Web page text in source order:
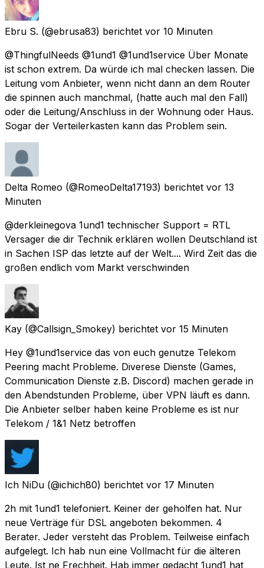
Ebru S. (@ebrusa83) berichtet vor 10 Minuten
@ThingfulNeeds @1und1 @1und1service Über Monate
ist schon extrem. Da würde ich mal checken lassen. Die
Leitung vom Anbieter, wenn nicht dann an dem Router
die spinnen auch manchmal, (hatte auch mal den Fall)
oder die Leitung/Anschluss in der Wohnung oder Haus.
Sogar der Verteilerkasten kann das Problem sein.
Delta Romeo (@RomeoDelta17193) berichtet vor 13
Minuten
@derkleinegova 1und1 technischer Support = RTL
Versager die dir Technik erklären wollen Deutschland ist
in Sachen ISP das letzte auf der Welt.... Wird Zeit das die
großen endlich vom Markt verschwinden
Kay (@Callsign_Smokey) berichtet vor 15 Minuten
Hey @1und1service das von euch genutze Telekom
Peering macht Probleme. Diverese Dienste (Games,
Communication Dienste z.B. Discord) machen gerade in
den Abendstunden Probleme, über VPN läuft es dann.
Die Anbieter selber haben keine Probleme es ist nur
Telekom / 1&1 Netz betroffen
Ich NiDu (@ichich80) berichtet vor 17 Minuten
2h mit 1und1 telefoniert. Keiner der geholfen hat. Nur
neue Verträge für DSL angeboten bekommen. 4
Berater. Jeder versteht das Problem. Teilweise einfach
aufgelegt. Ich hab nun eine Vollmacht für die älteren
Leute. Ist ne Frechheit. Hab immer gedacht 1und1 hat